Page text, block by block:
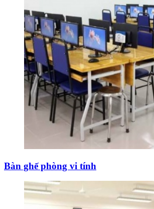
Bàn ghế phòng vi tính